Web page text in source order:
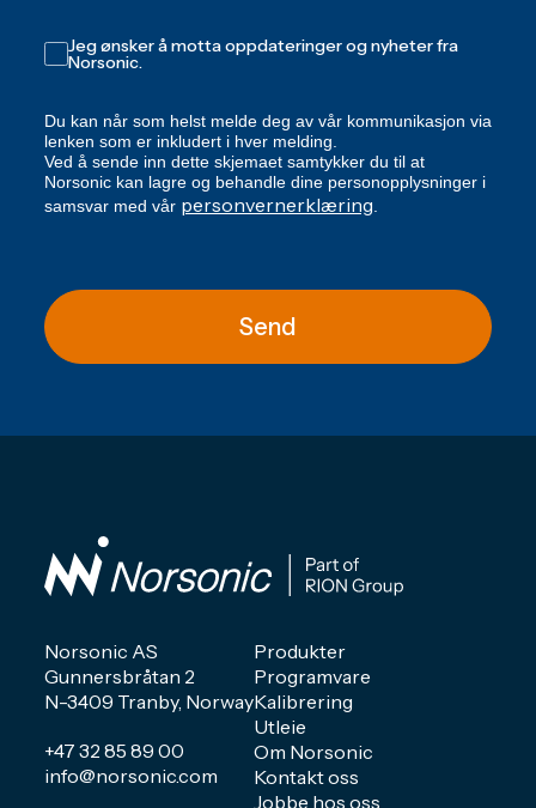
Jeg ønsker å motta oppdateringer og nyheter fra
Norsonic.
Du kan når som helst melde deg av vår kommunikasjon via
lenken som er inkludert i hver melding.
Ved å sende inn dette skjemaet samtykker du til at
Norsonic kan lagre og behandle dine personopplysninger i
samsvar med vår personvernerklæring
Send
Norsonic AS
Gunnersbråtan 2
N-3409 Tranby, Norway
+47 32 85 89 00
info@norsonic.com
Produkter
Programvare
Kalibrering
Utleie
Om Norsonic
Kontakt oss
Jobbe hos oss